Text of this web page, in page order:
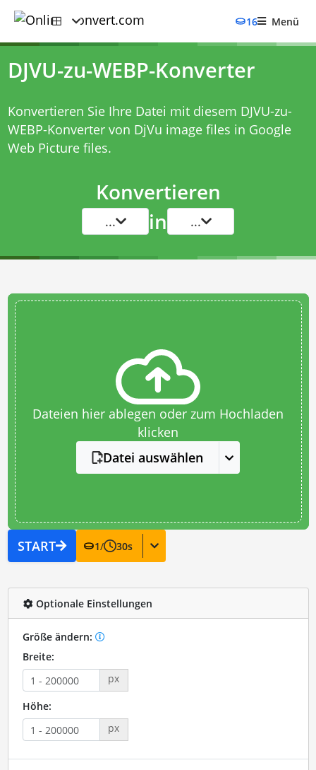
16 Menü
DJVU-zu-WEBP-Konverter
Konvertieren Sie Ihre Datei mit diesem DJVU-zu-
WEBP-Konvertervon DjVu image files in Google
Web Picture files.
Konvertieren
... in ...
Dateien hier ablegen oder zum Hochladen
klicken
Datei auswählen
START 1/ 30s
Optionale Einstellungen
Größe ändern:
Breite:
px
Höhe:
px